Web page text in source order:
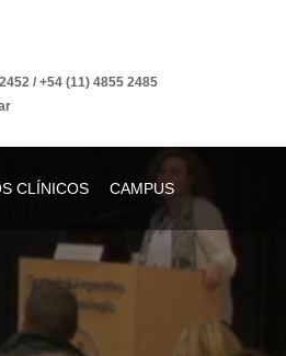
/ +54 (11) 4855 2485
CLÍNICOS CAMPUS